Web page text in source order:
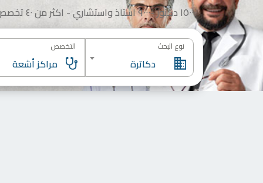
١٥٠٠٠ دكتور -٩٠٠٠ استاذ واستشاري - اكثر من ٤٠ تخصص
نوع البحث
دكاترة
التخصص
مراكز أشعة